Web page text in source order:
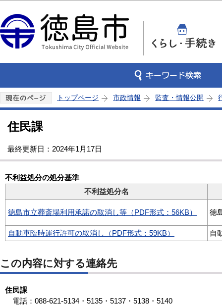
トップページ 市政情報 監査・情報公開
住民課
最終更新日：2024年1月17日
不利益処分の処分基準
不利益処分名
徳島市立葬斎場利用承諾の取消し等（PDF形式：56KB） 徳
自動車臨時運行許可の取消し（PDF形式：59KB） 自
この内容に対する連絡先
住民課
電話：088-621-5134・5135・5137・5138・5140